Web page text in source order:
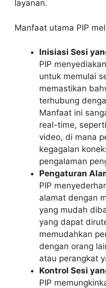
layanan.
Manfaat utama PIP
Inisiasi Sesi
PIP
untuk memulai
memastikan
terhubung
Manfaat ini
real-time,
video, di mana
kegagalan
pengalaman
Pengaturan
PIP
alamat dengan
yang mudah
yang dapat
memudahkan
dengan orang
atau perangkat
Kontrol Sesi
PIP